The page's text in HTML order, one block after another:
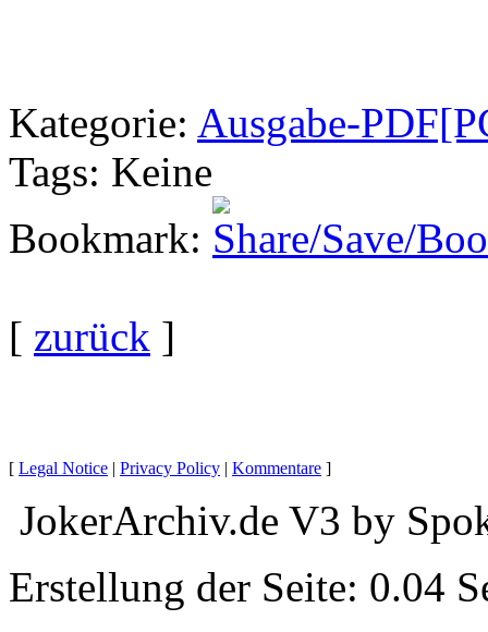
Kategorie: Ausgabe-
Tags: Keine
Bookmark:
[ zurück ]
[ Legal Notice | Privacy Policy | Kommentare ]
JokerArchiv.de V3 by
Erstellung der Seite: 0.04